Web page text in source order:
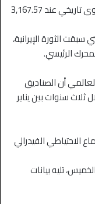
وفي سياق متصل، بلغ الملاذ الامن أعلى مستوى تاريخي عند 3,167.57
الرئيسي.
أن الصناديق
سنوات بين يناير
الاحتياطي الفيدرالي
تليه بيانات